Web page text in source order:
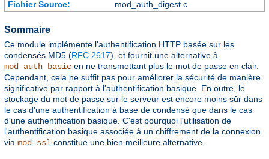
Fichier Source:
mod_auth_digest.c
Sommaire
Ce module implémente l'authentification HTTP basée sur les
condensés MD5 (RFC 2617), et fournit une alternative à
mod_auth_basic en ne transmettant plus le mot de passe en clair.
Cependant, cela ne suffit pas pour améliorer la sécurité de manière
significative par rapport à l'authentification basique. En outre, le
stockage du mot de passe sur le serveur est encore moins sûr dans
le cas d'une authentification à base de condensé que dans le cas
d'une authentification basique. C'est pourquoi l'utilisation de
l'authentification basique associée à un chiffrement de la connexion
via mod_ssl constitue une bien meilleure alternative.